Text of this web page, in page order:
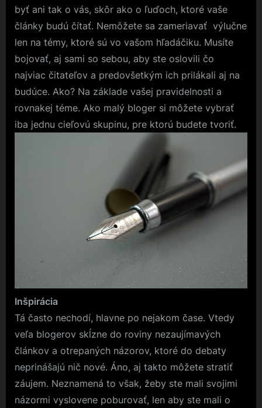
byť ani tak o vás, skôr ako o ľuďoch, ktoré vaše
články budú čítať. Nemôžete sa zameriavať výlučne
len na témy, ktoré sú vo vašom hľadáčiku. Musíte
bojovať, aj sami so sebou, aby ste oslovili čo
najviac čitateľov a predovšetkým ich prilákali aj na
budúce. Ako? Na základe vašej pravidelnosti a
rovnakej téme. Ako malý bloger si môžete vybrať
iba jednu cieľovú skupinu, pre ktorú budete tvoriť.
Inšpirácia
Tá často nechodí, hlavne po nejakom čase. Vtedy
veľa blogerov skĺzne do roviny nezaujímavých
článkov a otrepaných názorov, ktoré do debaty
neprinášajú nič nové. Áno, aj takto môžete stratiť
záujem. Neznamená to však, žeby ste mali svojimi
názormi vyslovene poburovať, len aby ste mali o